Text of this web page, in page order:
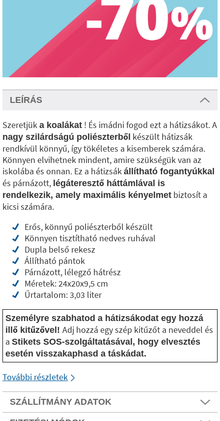
LEÍRÁS
Szeretjük a koalákat ! És imádni fogod ezt a hátizsákot. A
nagy szilárdságú poliészterből készült hátizsák
rendkívül könnyű, így tökéletes a kisemberek számára.
Könnyen elvihetnek mindent, amire szükségük van az
iskolába és onnan. Ez a hátizsák állítható fogantyúkkal
és párnázott, légáteresztő háttámlával is
rendelkezik, amely maximális kényelmet biztosít a
kicsi számára.
Erős, könnyű poliészterből készült
Könnyen tisztítható nedves ruhával
Dupla belső rekesz
Állítható pántok
Párnázott, lélegző hátrész
Méretek: 24x20x9,5 cm
Űrtartalom: 3,03 liter
Személyre szabhatod a hátizsákodat egy hozzá
illő kitűzővel! Adj hozzá egy szép kitűzőt a neveddel és
a Stikets SOS-szolgáltatásával, hogy elvesztés
esetén visszakaphasd a táskádat.
További részletek
SZÁLLÍTMÁNY ADATOK